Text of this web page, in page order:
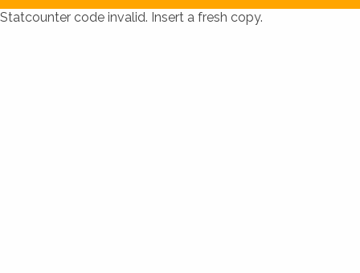
Statcounter code invalid. Insert a fresh copy.